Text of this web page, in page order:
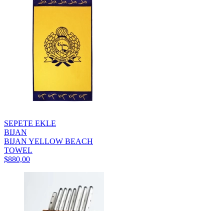
SEPETE EKLE
BIJAN
BIJAN YELLOW BEACH
TOWEL
$880,00